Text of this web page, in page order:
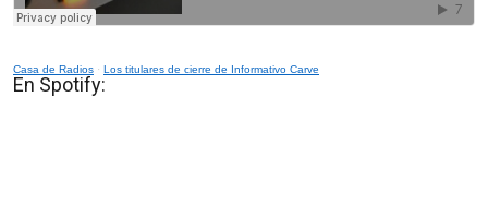
Casa de Radios · Los titulares de cierre de Informativo Carve
En Spotify: